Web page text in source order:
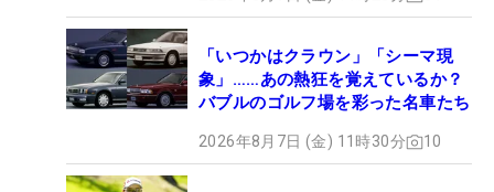
「いつかはクラウン」「シーマ現
象」……あの熱狂を覚えているか？
バブルのゴルフ場を彩った名車たち
2026年8月7日 (金) 11時30分 10